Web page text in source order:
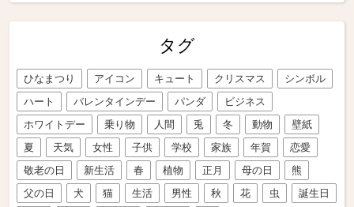
タグ
ひなまつり アイコン キュート クリスマス
シンボル
ハート
バレンタインデー パンダ
ビジネス
ホワイトデー
乗り物 人間 兎 冬 動物
壁紙
夏
天気 女性 子供 学校 家族 年賀
恋愛
敬老の日
新生活 春 植物 正月 母の日
熊
父の日
犬 猫 生活 男性 秋 花 虫
誕生日